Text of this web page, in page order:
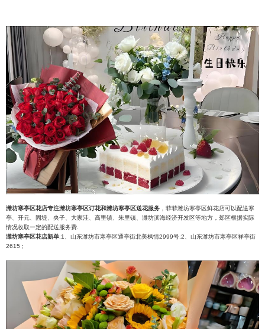
潍坊寒亭区花店专注潍坊寒亭区订花和潍坊寒亭区送花服务 ，菲菲潍坊寒亭区鲜花店可以配送寒
亭、开元、固堤、央子、大家洼、高里镇、朱里镇、潍坊滨海经济开发区等地方，郊区根据实际
情况收取一定的配送服务费.
潍坊寒亭区花店新单:1、山东潍坊市寒亭区通亭街北美枫情2999号;2、山东潍坊市寒亭区祥亭街
2615 ;